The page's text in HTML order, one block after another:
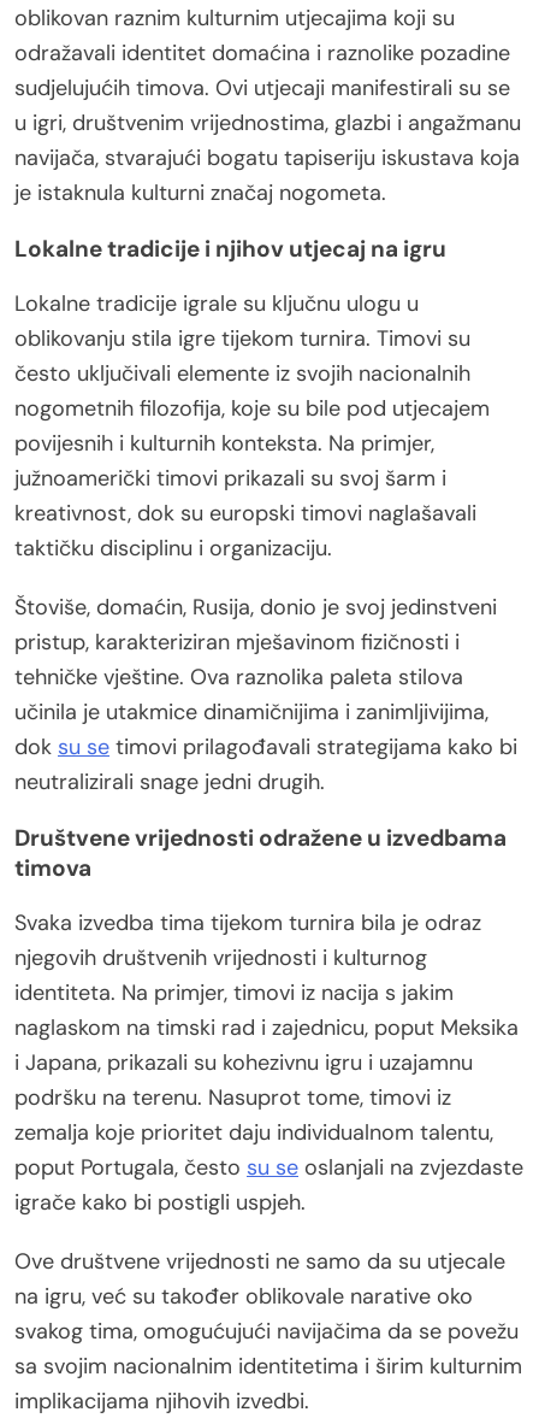
oblikovan raznim kulturnim utjecajima koji su
odražavali identitet domaćina i raznolike pozadine
sudjelujućih timova. Ovi utjecaji manifestirali su se
u igri, društvenim vrijednostima, glazbi i angažmanu
navijača, stvarajući bogatu tapiseriju iskustava koja
je istaknula kulturni značaj nogometa.
Lokalne tradicije i njihov utjecaj na igru
Lokalne tradicije igrale su ključnu ulogu u
oblikovanju stila igre tijekom turnira. Timovi su
često uključivali elemente iz svojih nacionalnih
nogometnih filozofija, koje su bile pod utjecajem
povijesnih i kulturnih konteksta. Na primjer,
južnoamerički timovi prikazali su svoj šarm i
kreativnost, dok su europski timovi naglašavali
taktičku disciplinu i organizaciju.
Štoviše, domaćin, Rusija, donio je svoj jedinstveni
pristup, karakteriziran mješavinom fizičnosti i
tehničke vještine. Ova raznolika paleta stilova
učinila je utakmice dinamičnijima i zanimljivijima,
dok su se timovi prilagođavali strategijama kako bi
neutralizirali snage jedni drugih.
Društvene vrijednosti odražene u izvedbama
timova
Svaka izvedba tima tijekom turnira bila je odraz
njegovih društvenih vrijednosti i kulturnog
identiteta. Na primjer, timovi iz nacija s jakim
naglaskom na timski rad i zajednicu, poput Meksika
i Japana, prikazali su kohezivnu igru i uzajamnu
podršku na terenu. Nasuprot tome, timovi iz
zemalja koje prioritet daju individualnom talentu,
poput Portugala, često su se oslanjali na zvjezdaste
igrače kako bi postigli uspjeh.
Ove društvene vrijednosti ne samo da su utjecale
na igru, već su također oblikovale narative oko
svakog tima, omogućujući navijačima da se povežu
sa svojim nacionalnim identitetima i širim kulturnim
implikacijama njihovih izvedbi.